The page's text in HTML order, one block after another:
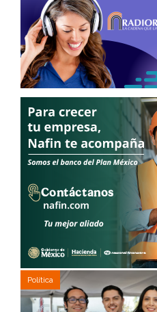
Política